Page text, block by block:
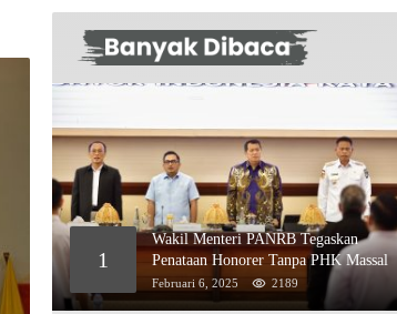
1
Wakil Menteri PANRB Tegaskan
Penataan Honorer Tanpa PHK Massal
Februari 6, 2025 2189